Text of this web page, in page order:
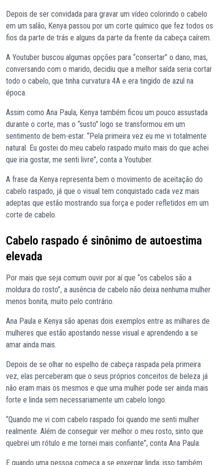
Depois de ser convidada para gravar um vídeo colorindo o cabelo
em um salão, Kenya passou por um corte químico que fez todos os
fios da parte de trás e alguns da parte da frente da cabeça caírem.
A Youtuber buscou algumas opções para “consertar” o dano, mas,
conversando com o marido, decidiu que a melhor saída seria cortar
todo o cabelo, que tinha curvatura 4A e era tingido de azul na
época.
Assim como Ana Paula, Kenya também ficou um pouco assustada
durante o corte, mas o “susto” logo se transformou em um
sentimento de bem-estar. “Pela primeira vez eu me vi totalmente
natural. Eu gostei do meu cabelo raspado muito mais do que achei
que iria gostar, me senti livre”, conta a Youtuber.
A frase da Kenya representa bem o movimento de aceitação do
cabelo raspado, já que o visual tem conquistado cada vez mais
adeptas que estão mostrando sua força e poder refletidos em um
corte de cabelo.
Cabelo raspado é sinônimo de autoestima
elevada
Por mais que seja comum ouvir por aí que “os cabelos são a
moldura do rosto”, a ausência de cabelo não deixa nenhuma mulher
menos bonita, muito pelo contrário.
Ana Paula e Kenya são apenas dois exemplos entre as milhares de
mulheres que estão apostando nesse visual e aprendendo a se
amar ainda mais.
Depois de se olhar no espelho de cabeça raspada pela primeira
vez, elas perceberam que o seus próprios conceitos de beleza já
não eram mais os mesmos e que uma mulher pode ser ainda mais
forte e linda sem necessariamente um cabelo longo.
“Quando me vi com cabelo raspado foi quando me senti mulher
realmente. Além de conseguir ver melhor o meu rosto, sinto que
quebrei um rótulo e me tornei mais confiante”, conta Ana Paula.
E quando uma pessoa começa a se enxergar linda, isso também